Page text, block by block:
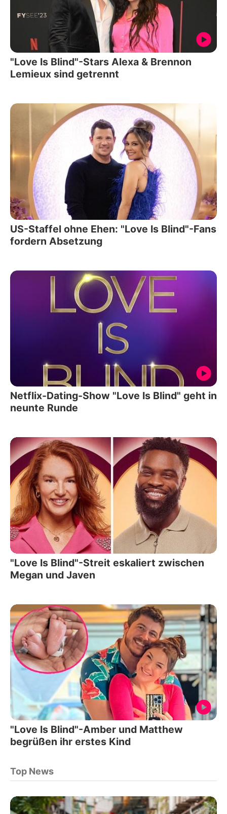
"Love Is Blind"-Stars Alexa & Brennon
Lemieux sind getrennt
US-Staffel ohne Ehen: "Love Is Blind"-Fans
fordern Absetzung
Netflix-Dating-Show "Love Is Blind" geht in
neunte Runde
"Love Is Blind"-Streit eskaliert zwischen
Megan und Javen
"Love Is Blind"-Amber und Matthew
begrüßen ihr erstes Kind
Top News